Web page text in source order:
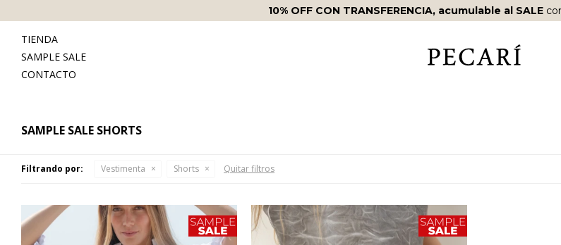
ENVÍOS SIN COSTOA PARTIR DE$10.000·
TIENDA
SAMPLE SALE
CONTACTO
SAMPLE SALE SHORTS
Filtrando por: Vestimenta Shorts Quitar filtros